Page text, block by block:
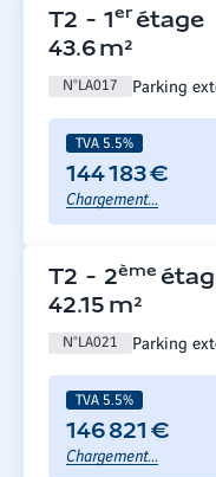
T2 - 1er étage
43.6 m²
N°LA017 Parking
TVA 5.5%
144 183 €
Chargement...
T2 - 2ème
42.15 m²
N°LA021 Parking
TVA 5.5%
146 821 €
Chargement...